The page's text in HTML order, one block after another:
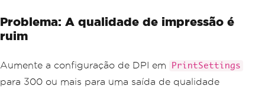
Problema: A qualidade de impressão é
ruim
Aumente a configuração de DPI em PrintSettings
para 300 ou mais para uma saída de qualidade